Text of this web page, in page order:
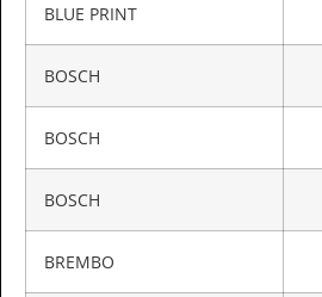
BLUE PRINT
BOSCH
BOSCH
BOSCH
BREMBO